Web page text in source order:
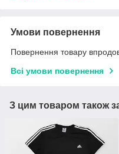
Умови повернення
Повернення товару
Всі умови повернення
З цим товаром також